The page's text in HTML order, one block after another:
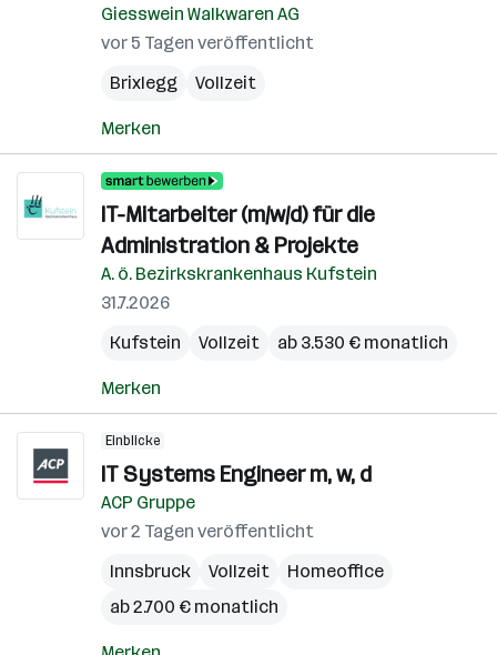
Giesswein Walkwaren AG
vor 5 Tagen veröffentlicht
Brixlegg
Vollzeit
Merken
IT-Mitarbeiter (m/w/d) für die
Administration & Projekte
A. ö. Bezirkskrankenhaus Kufstein
31.7.2026
Kufstein
Vollzeit ab 3.530 € monatlich
Merken
Einblicke
IT Systems Engineer m, w, d
ACP Gruppe
vor 2 Tagen veröffentlicht
Innsbruck
Vollzeit
Homeoffice
ab 2.700 € monatlich